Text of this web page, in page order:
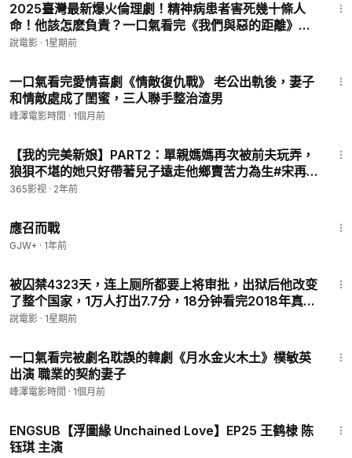
2025臺灣最新爆火倫理劇！精神病患者害死幾十條人
命！他該怎麽負責？一口氣看完《我們與惡的距離》第
二季！
說電影 · 1星期前
一口氣看完愛情喜劇《情敵復仇戰》 老公出軌後，妻子
和情敵處成了閨蜜，三人聯手整治渣男
峰澤電影時間 · 1個月前
【我的完美新娘】PART2：單親媽媽再次被前夫玩弄，
狼狽不堪的她只好帶著兒子遠走他鄉賣苦力為生#宋再
臨#金素恩#柳善#劇情 # 愛情#韓劇解說
365影视 · 2年前
應召而戰
GJW+ · 1年前
被囚禁4323天，连上厕所都要上将审批，出狱后他改变
了整个国家，1万人打出7.7分，18分钟看完2018年真实
事件改编传记电影《地牢回忆》
說電影 · 1星期前
一口氣看完被劇名耽誤的韓劇《月水金火木土》樸敏英
出演 職業的契約妻子
峰澤電影時間 · 1個月前
ENGSUB【浮圖緣 Unchained Love】EP25 王鹤棣 陈
钰琪 主演